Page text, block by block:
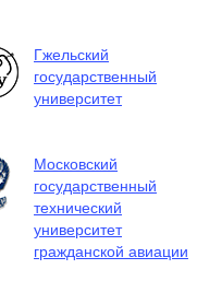
Гжельский
государственный
университет
Московский
государственный
технический
университет
гражданской авиации